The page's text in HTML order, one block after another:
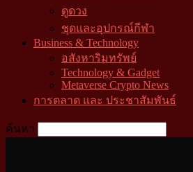
ดูดวง
ชุดและอุปกรณ์กีฬา
Business & Technology
อสังหาริมทรัพย์
Technology & Gadget
Metaverse Crypto News
การตลาด และ ประชาสัมพันธ์
ค้นหา